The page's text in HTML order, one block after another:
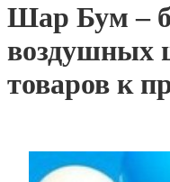
Шар Бум –
воздушных
товаров к